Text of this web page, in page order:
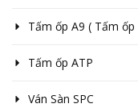
Tấm ốp A9 ( Tấm ốp
Tấm ốp ATP
Ván Sàn SPC